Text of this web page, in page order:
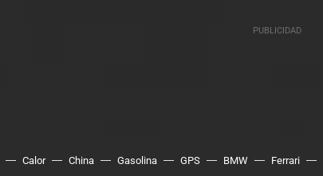
Calor China Gasolina GPS BMW Ferrari